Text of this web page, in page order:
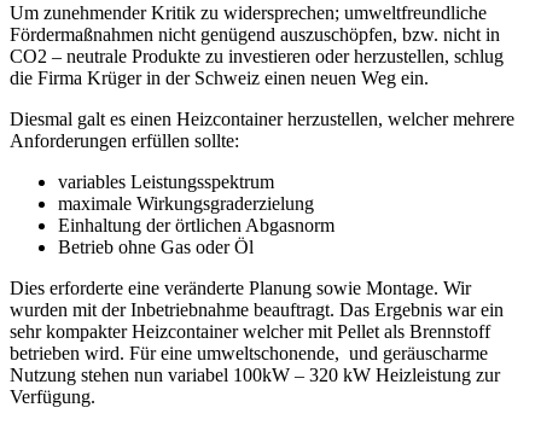
Um zunehmender Kritik zu widersprechen; umweltfreundliche
Fördermaßnahmen nicht genügend auszuschöpfen, bzw. nicht in
CO2 – neutrale Produkte zu investieren oder herzustellen, schlug
die Firma Krüger in der Schweiz einen neuen Weg ein.
Diesmal galt es einen Heizcontainer herzustellen, welcher mehrere
Anforderungen erfüllen sollte:
variables Leistungsspektrum
maximale Wirkungsgraderzielung
Einhaltung der örtlichen Abgasnorm
Betrieb ohne Gas oder Öl
Dies erforderte eine veränderte Planung sowie Montage. Wir
wurden mit der Inbetriebnahme beauftragt. Das Ergebnis war ein
sehr kompakter Heizcontainer welcher mit Pellet als Brennstoff
betrieben wird. Für eine umweltschonende, und geräuscharme
Nutzung stehen nun variabel 100kW – 320 kW Heizleistung zur
Verfügung.